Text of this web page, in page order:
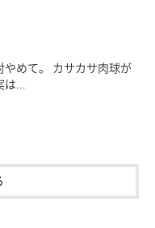
、とっても幸せな光景で
下準備は、ちょっと大変
やめて。 カサカサ肉球が
は...